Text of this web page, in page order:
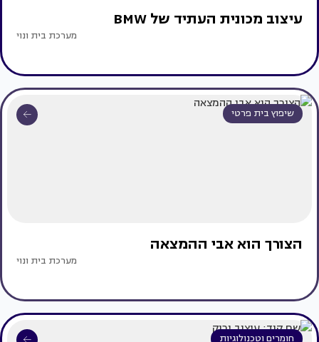
עיצוב מכונית העתיד של BMW
מערכת בית ונוי
שיפוץ בית פרטי
הצורך הוא אבי ההמצאה
מערכת בית ונוי
חומרים וטכנולוגיות